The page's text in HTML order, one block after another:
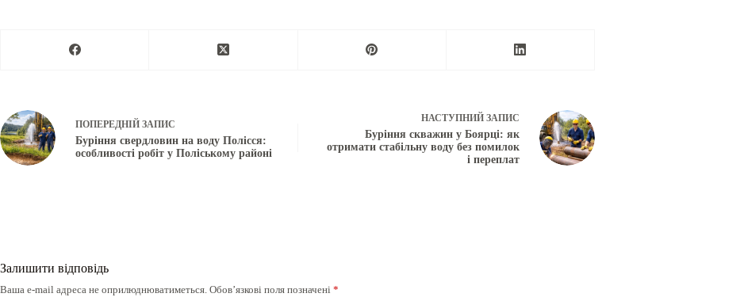
ПОПЕРЕДНІЙ ЗАПИС
Буріння свердловин на воду Полісся:
особливості робіт у Поліському районі
НАСТУПНИЙ ЗАПИС
Буріння скважин у Боярці: як
отримати стабільну воду без помилок
і переплат
Залишити відповідь
Ваша e-mail адреса не оприлюднюватиметься. Обов’язкові поля позначені *